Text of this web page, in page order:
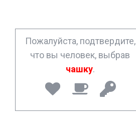
*
Пожалуйста, подтвердите,
что вы человек, выбрав
чашку.